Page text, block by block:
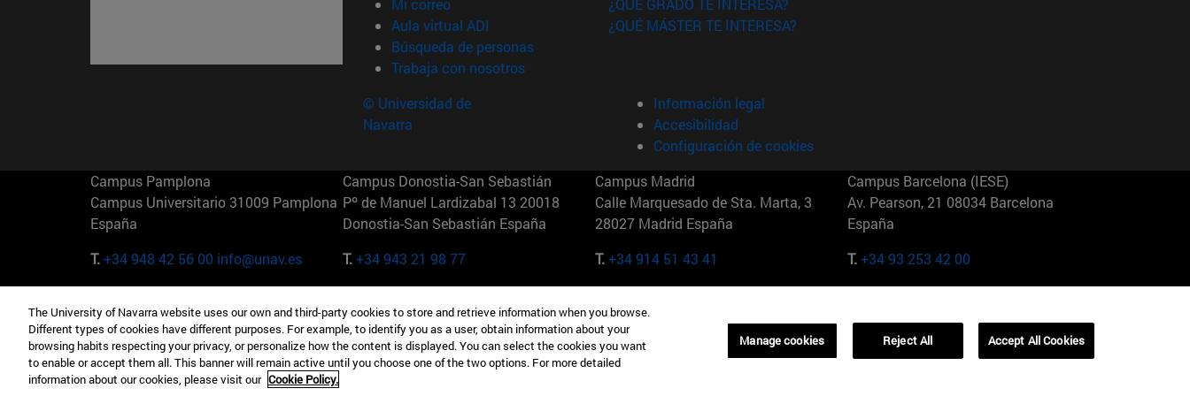
Mi correo
Aula virtual ADI (abre en nueva ventana)
Búsqueda de personas(abre en nueva ventana)
Trabaja con nosotros(abre en nueva ventana)
¿QUÉ GRADO TE INTERESA?
¿QUÉ MÁSTER TE INTERESA?
© Universidad de
Navarra
Información legal
Accesibilidad
Configuración de cookies
Campus Pamplona
Campus Universitario 31009 Pamplona
España
T.+34 948 42 56 00 info@unav.es
Campus Donostia-San Sebastián
Pº de Manuel Lardizabal 13 20018
Donostia-San Sebastián España
T.+34 943 21 98 77
Campus Madrid
Calle Marquesado de Sta. Marta, 3
28027 Madrid España
T.+34 914 51 43 41
Campus Barcelona (IESE)
Av. Pearson, 21 08034 Barcelona
España
T.+34 93 253 42 00
Camino del Cerro Águila 3 28023
Madrid España
T.+34 912 11 30 00
165 W 57th St 10019-2201 Nueva York
EE.UU
T.+1 646 346 8850
Maria-Theresia-Straße 15 81675
Múnich Alemania
T.+49 89 24209790
01321001 Bela Vista Brasil
The University of Navarra website uses our own and third-party cookies to store and retrieve information when you browse.
Different types of cookies have different purposes. For example, to identify you as a user, obtain information about your
browsing habits respecting your privacy, or personalize how the content is displayed. You can select the cookies you want
to enable or accept them all. This banner will remain active until you choose one of the two options. For more detailed
information about our cookies, please visit our Cookie Policy.
Manage cookies Reject All Accept All Cookies